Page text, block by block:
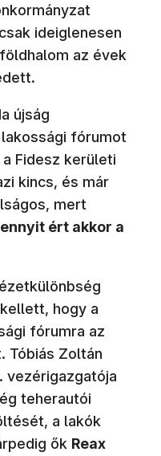
ideiglenesen
az évek
újság
fórumot
Fidesz kerületi
kincs, és már
mert
ért akkor a
hogy a
fórumra az
Tóbiás Zoltán
vezérigazgatója
teherautói
a lakók
ők Reax